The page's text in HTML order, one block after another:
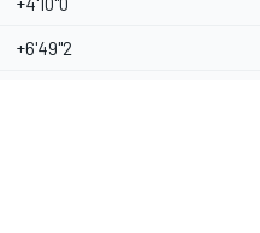
+6'49"2